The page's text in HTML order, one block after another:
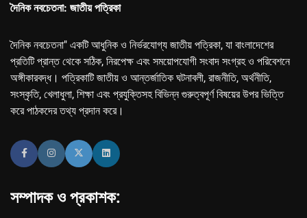
দৈনিক নবচেতনা: জাতীয় পত্রিকা
দৈনিক নবচেতনা" একটি আধুনিক ও নির্ভরযোগ্য জাতীয় পত্রিকা, যা বাংলাদেশের
প্রতিটি প্রান্ত থেকে সঠিক, নিরপেক্ষ এবং সময়োপযোগী সংবাদ সংগ্রহ ও পরিবেশনে
অঙ্গীকারবদ্ধ। পত্রিকাটি জাতীয় ও আন্তর্জাতিক ঘটনাবলী, রাজনীতি, অর্থনীতি,
সংস্কৃতি, খেলাধুলা, শিক্ষা এবং প্রযুক্তিসহ বিভিন্ন গুরুত্বপূর্ণ বিষয়ের উপর ভিত্তি
করে পাঠকদের তথ্য প্রদান করে।
সম্পাদক ও প্রকাশক: